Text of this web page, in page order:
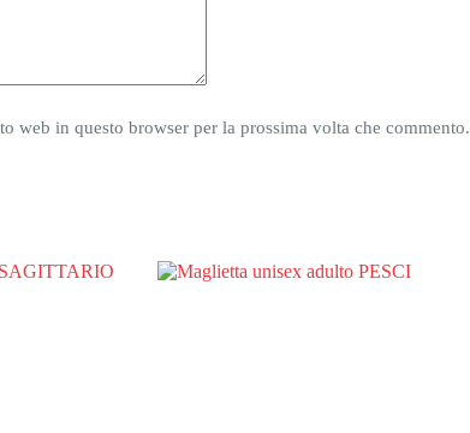
web in questo browser per la prossima volta che commento.